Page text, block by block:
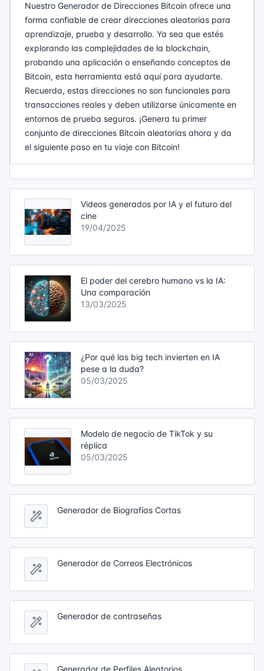
Nuestro Generador de Direcciones Bitcoin ofrece una
forma confiable de crear direcciones aleatorias para
aprendizaje, prueba y desarrollo. Ya sea que estés
explorando las complejidades de la blockchain,
probando una aplicación o enseñando conceptos de
Bitcoin, esta herramienta está aquí para ayudarte.
Recuerda, estas direcciones no son funcionales para
transacciones reales y deben utilizarse únicamente en
entornos de prueba seguros. ¡Genera tu primer
conjunto de direcciones Bitcoin aleatorias ahora y da
el siguiente paso en tu viaje con Bitcoin!
Videos generados por IA y el futuro del
cine
19/04/2025
El poder del cerebro humano vs la IA:
Una comparación
13/03/2025
¿Por qué las big tech invierten en IA
pese a la duda?
05/03/2025
Modelo de negocio de TikTok y su
réplica
05/03/2025
Generador de Biografías Cortas
Generador de Correos Electrónicos
Generador de contraseñas
Generador de Perfiles Aleatorios